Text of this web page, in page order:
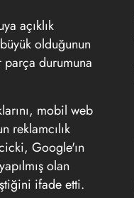
açıklık
olduğunun
durumuna
mobil web
reklamcılık
Google'ın
olan
ifade etti.